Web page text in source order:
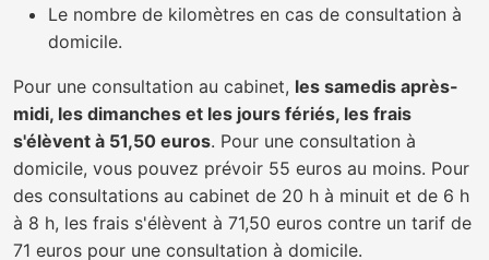
Le nombre de kilomètres en cas de consultation à
domicile.
Pour une consultation au cabinet, les samedis après-
midi, les dimanches et les jours fériés, les frais
s'élèvent à 51,50 euros. Pour une consultation à
domicile, vous pouvez prévoir 55 euros au moins. Pour
des consultations au cabinet de 20 h à minuit et de 6 h
à 8 h, les frais s'élèvent à 71,50 euros contre un tarif de
71 euros pour une consultation à domicile.